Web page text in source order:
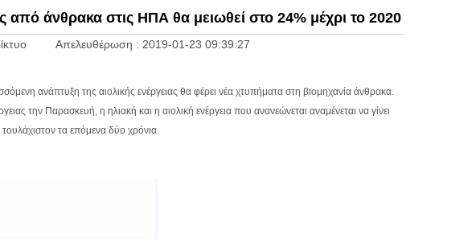
από άνθρακα στις ΗΠΑ θα μειωθεί στο 24% μέχρι το 2020
Απελευθέρωση : 2019-01-23 09:39:27
ανάπτυξη της αιολικής ενέργειας θα φέρει νέα χτυπήματα στη βιομηχανία άνθρακα.
την Παρασκευή, η ηλιακή και η αιολική ενέργεια που ανανεώνεται αναμένεται να γίνει
τα επόμενα δύο χρόνια.